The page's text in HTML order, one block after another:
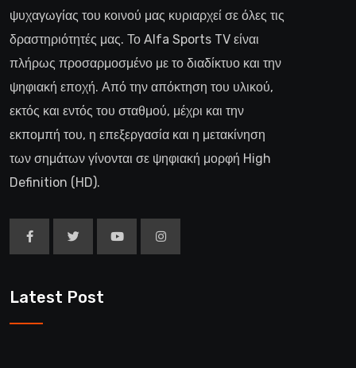
ψυχαγωγίας του κοινού μας κυριαρχεί σε όλες τις
δραστηριότητές μας. Το Alfa Sports TV είναι
πλήρως προσαρμοσμένο με το διαδίκτυο και την
ψηφιακή εποχή. Από την απόκτηση του υλικού,
εκτός και εντός του σταθμού, μέχρι και την
εκπομπή του, η επεξεργασία και η μετακίνηση
των σημάτων γίνονται σε ψηφιακή μορφή High
Definition (HD).
Latest Post